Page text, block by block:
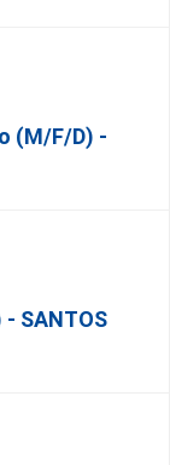
(m/f/d) -
- SANTOS